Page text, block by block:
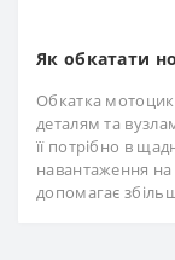
Як обкатати
Обкатка
деталям та
її потрібно в
навантаження
допомагає